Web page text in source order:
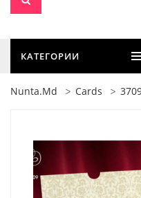
КАТЕГОРИИ
Nunta.md Cards